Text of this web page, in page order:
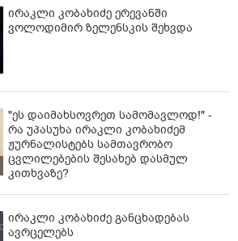
ირაკლი კობახიძე ერევანში
ვოლოდიმირ ზელენსკის შეხვდა
"ეს დაიმახსოვრეთ სამომავლოდ!" -
რა უპასუხა ირაკლი კობახიძემ
ჟურნალისტებს სამთავრობო
ცვლილებების შესახებ დასმულ
კითხვაზე?
ირაკლი კობახიძე განცხადებას
ავრცელებს